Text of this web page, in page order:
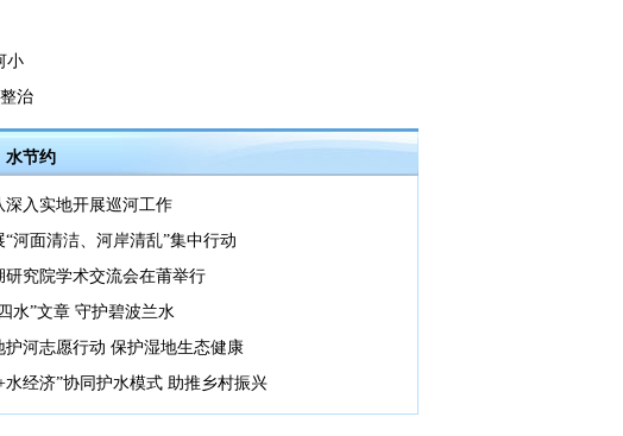
小
治
水节约
入实地开展巡河工作
河面清洁、河岸清乱”集中行动
究院学术交流会在莆举行
水”文章 守护碧波兰水
河志愿行动 保护湿地生态健康
水经济”协同护水模式 助推乡村振兴